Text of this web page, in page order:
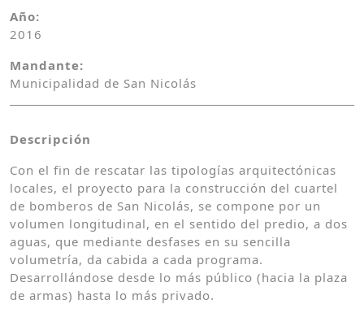
Año:
2016
Mandante:
Municipalidad de San Nicolás
Descripción
Con el fin de rescatar las tipologías arquitectónicas
locales, el proyecto para la construcción del cuartel
de bomberos de San Nicolás, se compone por un
volumen longitudinal, en el sentido del predio, a dos
aguas, que mediante desfases en su sencilla
volumetría, da cabida a cada programa.
Desarrollándose desde lo más público (hacia la plaza
de armas) hasta lo más privado.